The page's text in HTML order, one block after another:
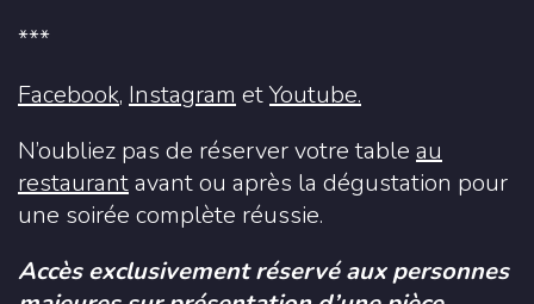
***
Facebook, Instagram etYoutube.
N’oubliez pas de réserver votre table au
restaurantavant ou après la dégustation pour
une soirée complète réussie.
Accès exclusivement réservé aux personnes